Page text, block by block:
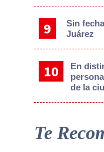
Sin
Juárez
En
de la
Te